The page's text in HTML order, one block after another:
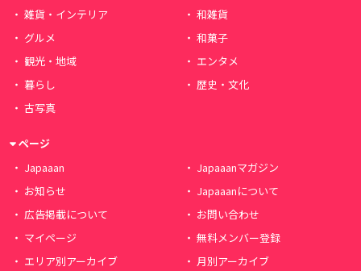
雑貨・インテリア
和雑貨
グルメ
和菓子
観光・地域
エンタメ
暮らし
歴史・文化
古写真
ページ
Japaaan
Japaaanマガジン
お知らせ
Japaaanについて
広告掲載について
お問い合わせ
マイページ
無料メンバー登録
エリア別アーカイブ
月別アーカイブ